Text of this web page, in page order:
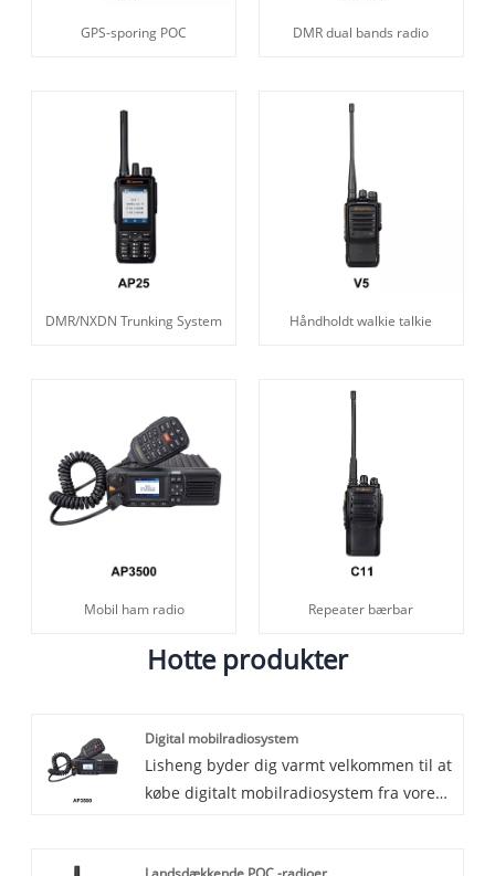
GPS-sporing POC DMR dual bands radio
DMR/NXDN Trunking System Håndholdt walkie talkie
Mobil ham radio Repeater bærbar
Hotte produkter
Digital mobilradiosystem
Lisheng byder dig varmt velkommen til at
købe digitalt mobilradiosystem fra vores